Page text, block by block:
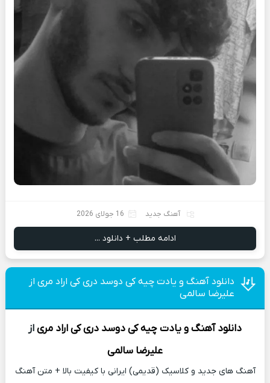
آهنگ جدید 16 جولای 2026
ادامه مطلب + دانلود ...
دانلود آهنگ و یادت چیه کی دوسد دری کی اراد مری از
علیرضا سالمی
دانلود آهنگو یادت چیه کی دوسد دری کی اراد مریاز
علیرضا سالمی
آهنگ های جدید و کلاسیک (قدیمی) ایرانی با کیفیت بالا + متن آهنگ